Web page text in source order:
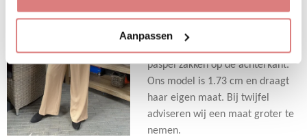
Aanpassen
lange en ruim vallende pantalon
broek. Het is een hoog model.
paspel zakken op de achterkant.
Ons model is 1.73 cm en draagt
haar eigen maat. Bij twijfel
adviseren wij een maat groter te
nemen.